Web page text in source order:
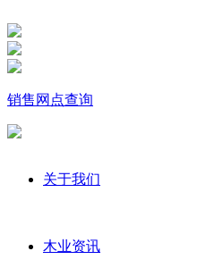
销售网点查询
关于我们
木业资讯